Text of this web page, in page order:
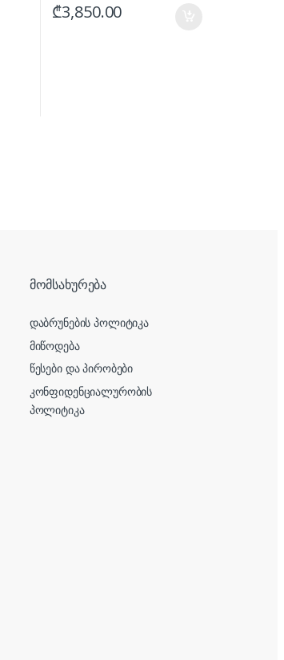
₾3,850.00
მომსახურება
დაბრუნების პოლიტიკა
მიწოდება
წესები და პირობები
კონფიდენციალურობის
პოლიტიკა